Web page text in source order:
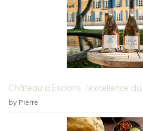
Château d’Esclans, l’excellence
by Pierre